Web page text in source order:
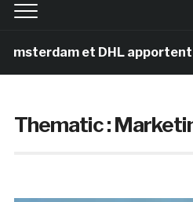
et DHL apportent l’art
Thematic :